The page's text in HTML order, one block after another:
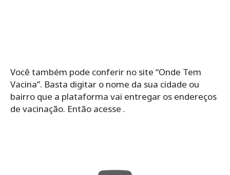
Você também pode conferir no site “Onde Tem
Vacina”. Basta digitar o nome da sua cidade ou
bairro que a plataforma vai entregar os endereços
de vacinação. Então acesse .